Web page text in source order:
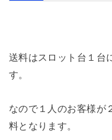
送料はスロット台１台
す。
なので１人のお客様が
料となります。